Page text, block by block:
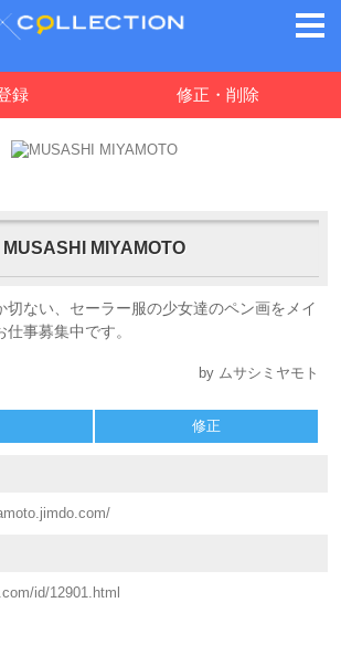
録 修正・削除
MUSASHI MIYAMOTO
切ない、セーラー服の少女達のペン画をメイ
事募集中です。
by ムサシミヤモト
修正
id/12901.html